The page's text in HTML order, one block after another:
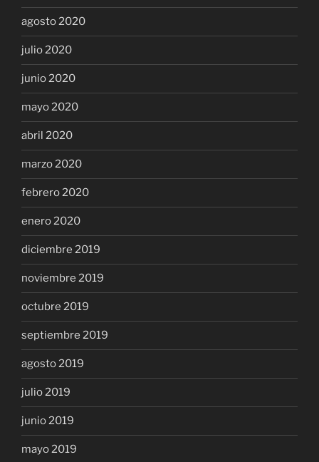
agosto 2020
julio 2020
junio 2020
mayo 2020
abril 2020
marzo 2020
febrero 2020
enero 2020
diciembre 2019
noviembre 2019
octubre 2019
septiembre 2019
agosto 2019
julio 2019
junio 2019
mayo 2019